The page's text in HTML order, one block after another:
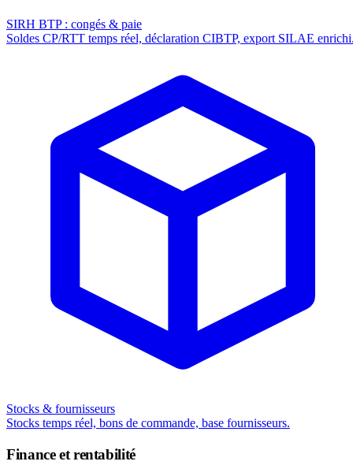
SIRH BTP : congés & paie
Soldes CP/RTT temps réel, déclaration CIBTP, export SILAE
Stocks & fournisseurs
Stocks temps réel, bons de commande, base fournisseurs.
Finance et rentabilité